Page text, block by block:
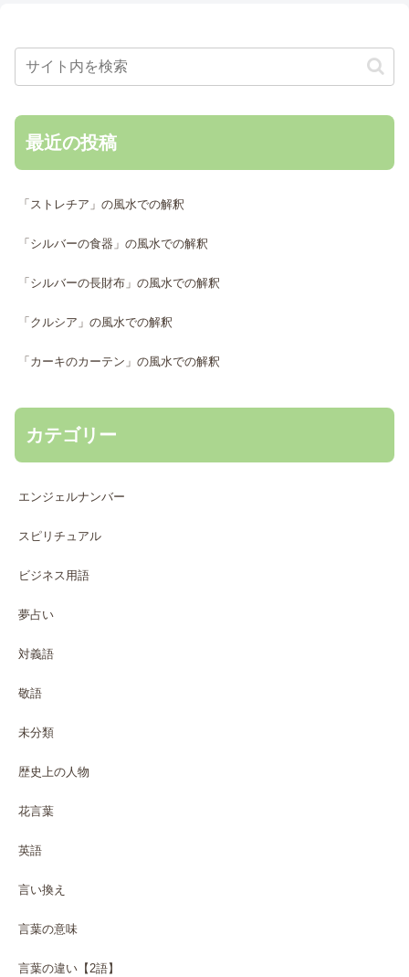
最近の投稿
「ストレチア」の風水での解釈
「シルバーの食器」の風水での解釈
「シルバーの長財布」の風水での解釈
「クルシア」の風水での解釈
「カーキのカーテン」の風水での解釈
カテゴリー
エンジェルナンバー
スピリチュアル
ビジネス用語
夢占い
対義語
敬語
未分類
歴史上の人物
花言葉
英語
言い換え
言葉の意味
言葉の違い【2語】